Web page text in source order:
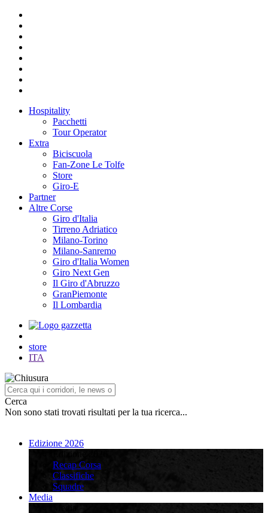
Hospitality
Pacchetti
Tour Operator
Extra
Biciscuola
Fan-Zone Le Tolfe
Store
Giro-E
Partner
Altre Corse
Giro d'Italia
Tirreno Adriatico
Milano-Torino
Milano-Sanremo
Giro d'Italia Women
Giro Next Gen
Il Giro d'Abruzzo
GranPiemonte
Il Lombardia
store
ITA
Cerca
Non sono stati trovati risultati per la tua ricerca...
Edizione 2026
Recap Corsa
Classifiche
Squadre
Media